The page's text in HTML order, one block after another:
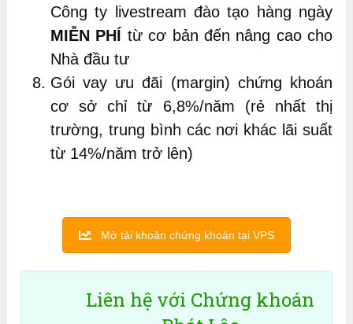
Công ty livestream đào tạo hàng ngày
MIỄN PHÍ từ cơ bản đến nâng cao cho
Nhà đầu tư
Gói vay ưu đãi (margin) chứng khoán
cơ sở chỉ từ 6,8%/năm (rẻ nhất thị
trường, trung bình các nơi khác lãi suất
từ 14%/năm trở lên)
Mở tài khoản chứng khoán tại VPS
Liên hệ với Chứng khoán